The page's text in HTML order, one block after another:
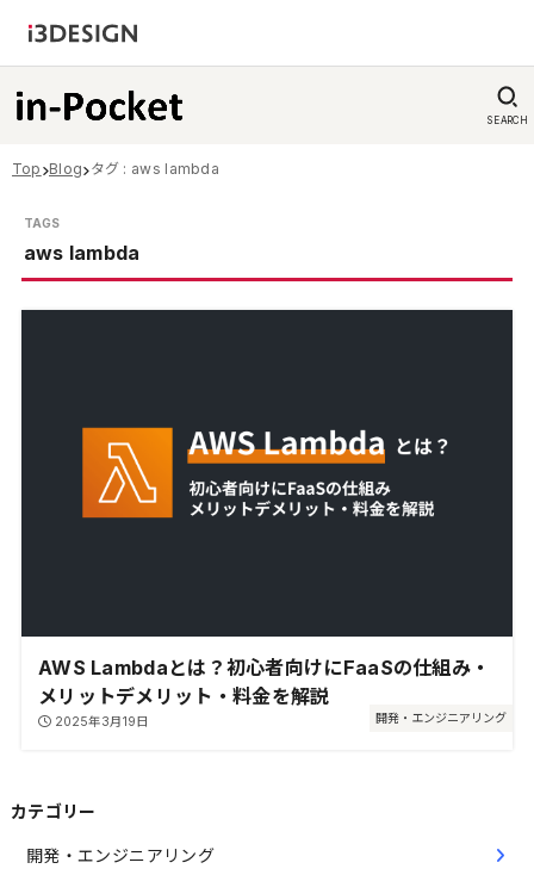
SEARCH
Top Blog タグ : aws lambda
aws lambda
開発・エンジニアリング
AWS Lambdaとは？初心者向けにFaaSの仕組み・
メリットデメリット・料金を解説
2025年3月19日
カテゴリー
開発・エンジニアリング